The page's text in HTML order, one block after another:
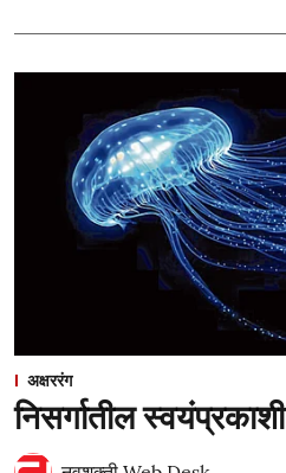
अक्षररंग
निसर्गातील स्वयंप्रकाशी